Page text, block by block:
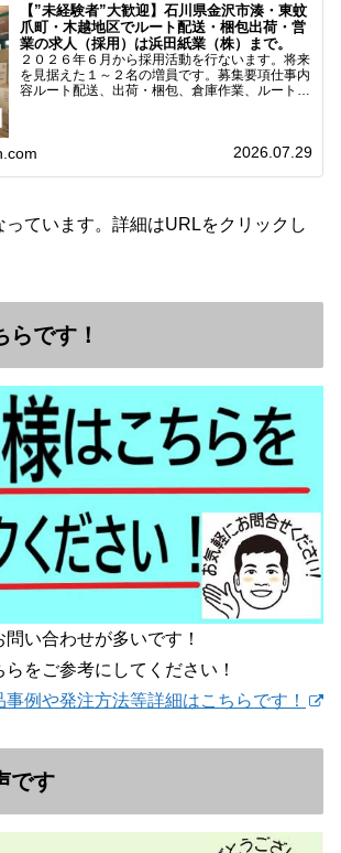
【”未経験者”大歓迎】石川県金沢市湊・東蚊
爪町・木越地区でルート配送・梱包出荷・営
業の求人（採用）は浜田紙業（株）まで。
２０２６年６月から採用活動を行ないます。将来
を見据えた１～２名の増員です。募集要項仕事内
容ルート配送、出荷・梱包、倉庫作業、ルート営
2026.07.29
っています。詳細はURLをクリックし
です！
い合わせが多いです！
をご参考にしてください！
例や発注方法等詳細はこちらです！
です